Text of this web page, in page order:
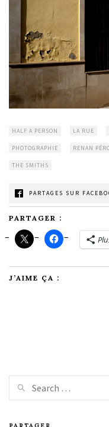
HALF A PERSON LA RUE
PHOTOGRAPHIE RENAN
THE SMITHS
PARTAGES SUR
PARTAGER :
J’AIME ÇA :